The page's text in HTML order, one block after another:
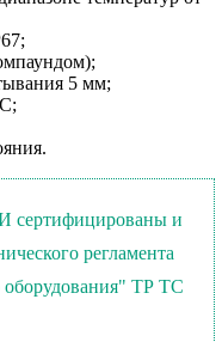
5 мм;
сертифицированы и
регламента
оборудования" ТР ТС